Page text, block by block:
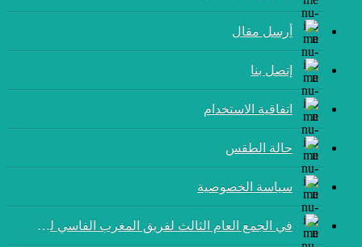
أرسل مقال
إتصل بنا
اتفاقية الاستخدام
حالة الطقس
سياسة الخصوصية
في الجمع العام الثالث لفريق المغرب الفاسي لكرة القدم: